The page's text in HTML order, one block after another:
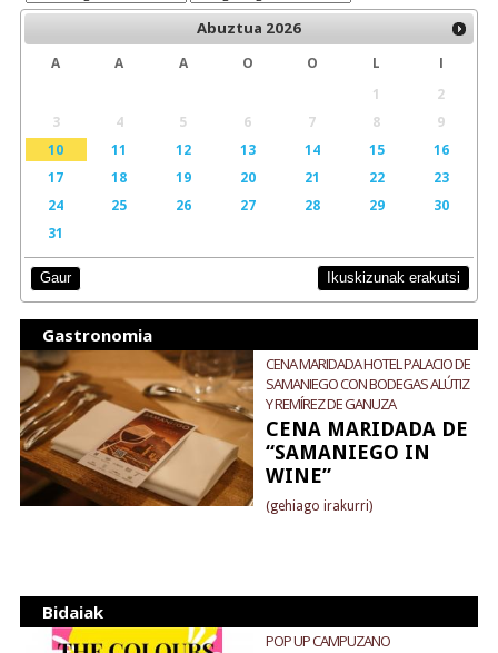
Abuztua 2026
A A A O O L
I
1
2
3
4 5 6 7 8
9
10
11 12 13 14 15
16
17
18 19 20 21 22
23
24
25 26 27 28 29
30
31
Gaur Ikuskizunak erakutsi
Gastronomia
CENA MARIDADA HOTEL PALACIO DE
SAMANIEGO CON BODEGAS ALÚTIZ
Y REMÍREZ DE GANUZA
CENA MARIDADA DE
“SAMANIEGO IN
WINE”
(gehiago irakurri)
Bidaiak
POP UP CAMPUZANO